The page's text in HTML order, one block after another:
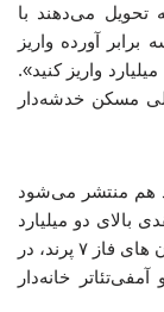
تحویل می‌دهند با
سه برابر آورده واریز
کردیم و تازه می‌گویند بدون احتساب وام باید ۱.۶ میلیارد واریز کنید».
مسکن خدشه‌دار
هم منتشر می‌شود
بالای دو میلیارد
تومان واریز کنند و دلشان خوش باشد که در بیابان های فاز ۷ پرند، در
آمفی‌تئاتر خانه‌دار